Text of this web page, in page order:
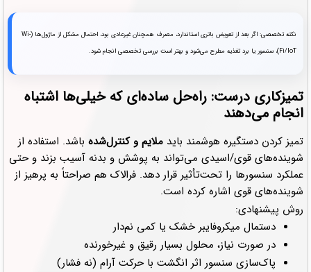
نکته تخصصی: اگر بعد از تعویض باتری استاندارد، مصرف همچنان غیرعادی بود، احتمال مشکل از ماژول‌ها (Wi-
Fi/IoT)، سنسور یا برد تغذیه مطرح می‌شود و بهتر است بررسی تخصصی انجام شود.
تمیزکاری درست: راه‌حل ساده‌ای که خیلی‌ها اشتباه
انجام می‌دهند
تمیز کردن دستگیره هوشمند باید ملایم و کنترل‌شده باشد. استفاده از
شوینده‌های قوی/اسیدی می‌تواند به پوشش و بدنه آسیب بزند و حتی
عملکرد سنسورها را تحت‌تأثیر قرار دهد. فرالاک هم صراحتاً به پرهیز از
شوینده‌های قوی اشاره کرده است.
روش پیشنهادی:
دستمال میکروفایبر خشک یا کمی نم‌دار
در صورت نیاز، محلول بسیار رقیق و غیرخورنده
پاک‌سازی سنسور اثر انگشت با حرکت آرام (نه فشار)